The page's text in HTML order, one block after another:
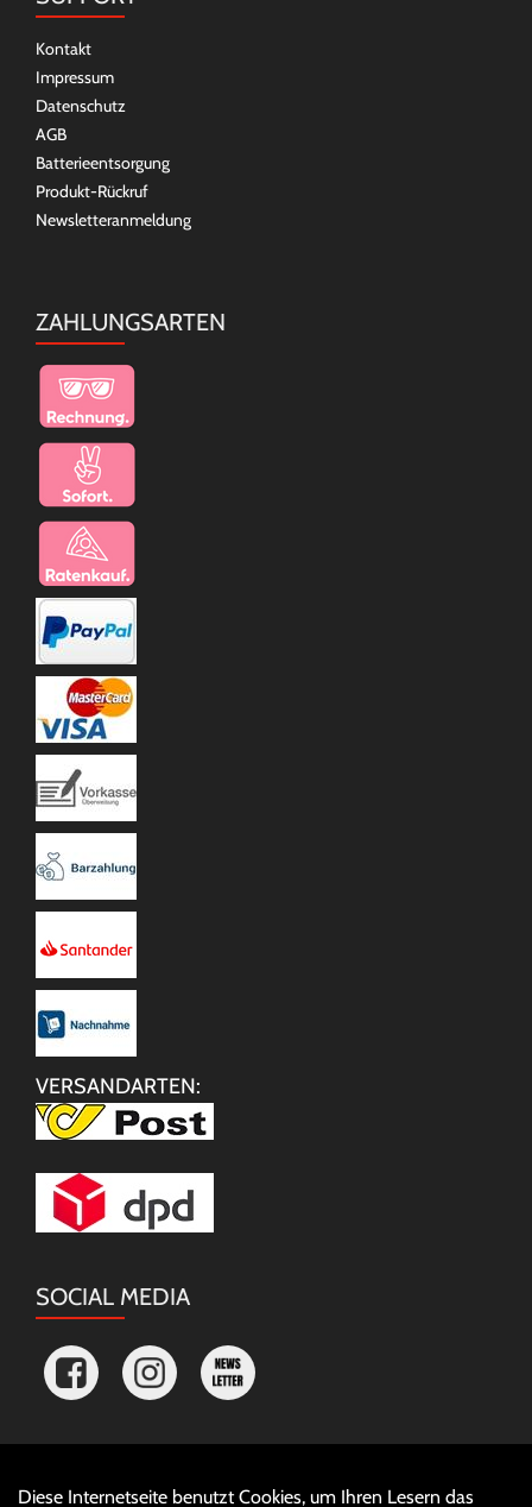
Kontakt
Impressum
Datenschutz
AGB
Batterieentsorgung
Produkt-Rückruf
Newsletteranmeldung
ZAHLUNGSARTEN
VERSANDARTEN:
SOCIAL MEDIA
Diese Internetseite benutzt Cookies, um Ihren Lesern das